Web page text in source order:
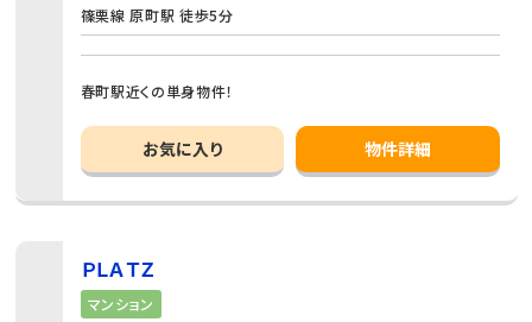
篠栗線 原町駅 徒歩5分
春町駅近くの単身物件！
お気に入り 物件詳細
ＰＬＡＴＺ
マンション